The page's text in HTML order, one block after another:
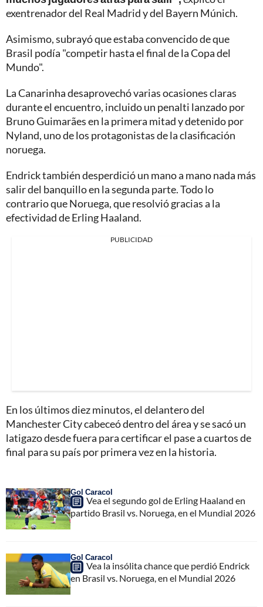
exentrenador del Real Madrid y del Bayern Múnich.
Asimismo, subrayó que estaba convencido de que
Brasil podía "competir hasta el final de la Copa del
Mundo".
La Canarinha desaprovechó varias ocasiones claras
durante el encuentro, incluido un penalti lanzado por
Bruno Guimarães en la primera mitad y detenido por
Nyland, uno de los protagonistas de la clasificación
noruega.
Endrick también desperdició un mano a mano nada más
salir del banquillo en la segunda parte. Todo lo
contrario que Noruega, que resolvió gracias a la
efectividad de Erling Haaland.
PUBLICIDAD
En los últimos diez minutos, el delantero del
Manchester City cabeceó dentro del área y se sacó un
latigazo desde fuera para certificar el pase a cuartos de
final para su país por primera vez en la historia.
Gol Caracol
Vea el segundo gol de Erling Haaland en
partido Brasil vs. Noruega, en el Mundial 2026
Gol Caracol
Vea la insólita chance que perdió Endrick
en Brasil vs. Noruega, en el Mundial 2026